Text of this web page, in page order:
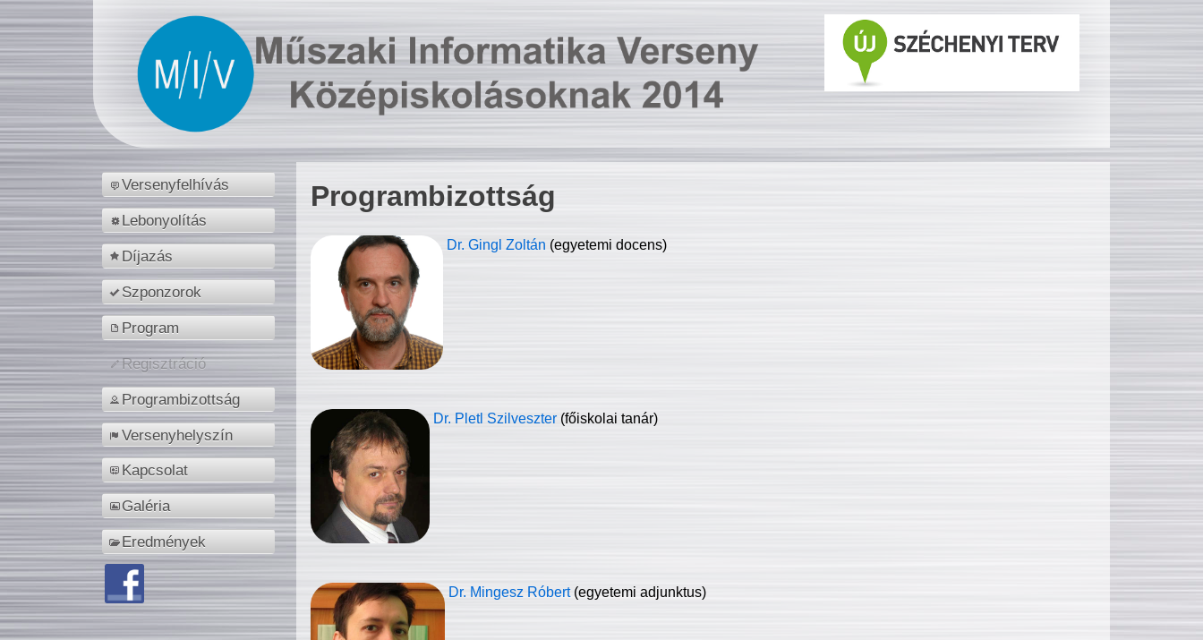
Versenyfelhívás
Lebonyolítás
Díjazás
Szponzorok
Program
Regisztráció
Programbizottság
Versenyhelyszín
Kapcsolat
Galéria
Eredmények
Programbizottság
Dr. Gingl Zoltán (egyetemi docens)
Dr. Pletl Szilveszter (főiskolai tanár)
Dr. Mingesz Róbert (egyetemi adjunktus)